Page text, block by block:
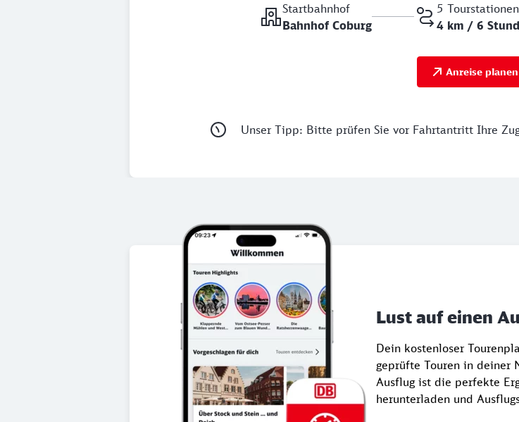
Startbahnhof
Bahnhof Coburg
5 Tourstationen
4 km / 6
Anreise planen
Unser Tipp: Bitte prüfen Sie vor Fahrtantritt Ihre
Lust auf einen
Dein kostenloser
geprüfte Touren in deiner
Ausflug ist die perfekte
herunterladen und